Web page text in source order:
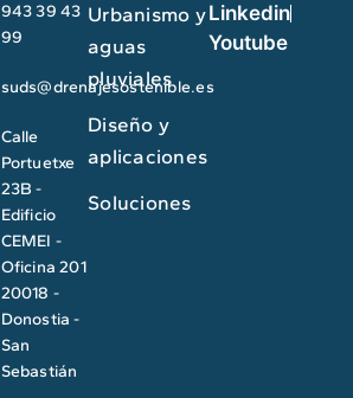
943 39 43
99
suds@drenajesostenible.es
Calle
Portuetxe
23B -
Edificio
CEMEI -
Oficina 201
20018 -
Donostia -
San
Sebastián
Urbanismo y
aguas
pluviales
Diseño y
aplicaciones
Soluciones
Linkedin
Youtube